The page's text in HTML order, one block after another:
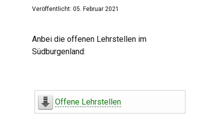
Veröffentlicht: 05. Februar 2021
Anbei die offenen Lehrstellen im
Südburgenland:
Offene Lehrstellen